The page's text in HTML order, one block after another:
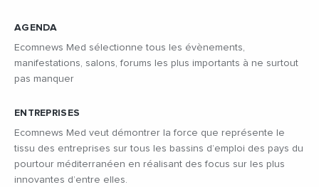
AGENDA
Ecomnews Med sélectionne tous les évènements,
manifestations, salons, forums les plus importants à ne surtout
pas manquer
ENTREPRISES
Ecomnews Med veut démontrer la force que représente le
tissu des entreprises sur tous les bassins d’emploi des pays du
pourtour méditerranéen en réalisant des focus sur les plus
innovantes d’entre elles.